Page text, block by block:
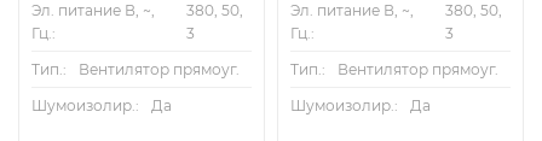
Эл. питание В, ~,
Гц.:
380, 50,
3
Тип.:
Вентилятор прямоуг.
Шумоизолир.:
Да
Эл. питание В, ~,
Гц.:
380, 50,
3
Тип.:
Вентилятор прямоуг.
Шумоизолир.:
Да